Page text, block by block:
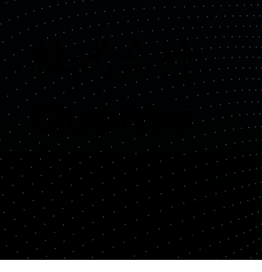
​株式会社
Quemix
Copyright© Quemix Inc. All rights reserved.